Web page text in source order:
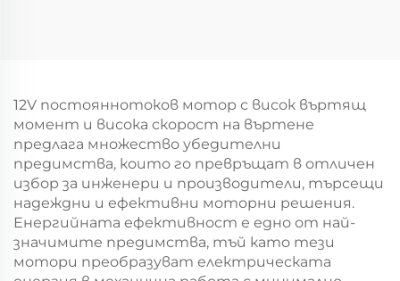
12V постояннотоков мотор с висок въртящ
момент и висока скорост на въртене
предлага множество убедителни
предимства, които го превръщат в отличен
избор за инженери и производители, търсещи
надеждни и ефективни моторни решения.
Енергийната ефективност е едно от най-
значимите предимства, тъй като тези
мотори преобразуват електрическата